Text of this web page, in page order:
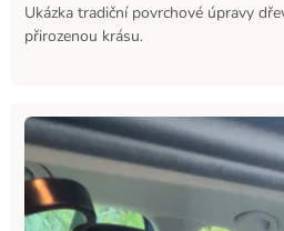
Ukázka tradiční povrchové úpravy
přirozenou krásu.